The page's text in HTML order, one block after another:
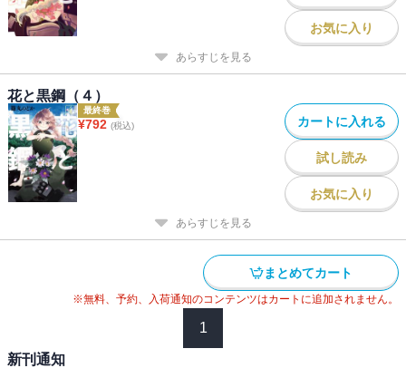
お気に入り
あらすじを見る
花と黒鋼（４）
最終巻
¥792 (税込) カートに入れる
試し読み
お気に入り
あらすじを見る
まとめてカート
※無料、予約、入荷通知のコンテンツはカートに追加されません。
1
新刊通知